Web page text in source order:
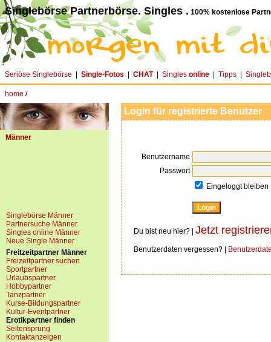
Singlebörse Partnerbörse. Singles . 100% kostenlose
Seriöse Singlebörse Single-Fotos CHAT| Singles online Tipps
home /
Männer
Singlebörse Männer
Partnersuche Männer
Singles online Männer
Neue Single Männer
Freitzeitpartner Männer
Freizeitpartner suchen
Sportpartner
Urlaubspartner
Hobbypartner
Tanzpartner
Kurse-Bildungspartner
Kultur-Eventpartner
Erotikpartner finden
Seitensprung
Kontaktanzeigen
Login für registrierte Benutzer
Benutzername
Passwort
Eingeloggt bleiben
Du bist neu hier? | Jetzt
Benutzerdaten vergessen? |